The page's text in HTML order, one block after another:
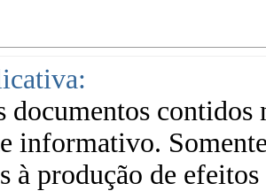
contidos
informativo.
à produção de